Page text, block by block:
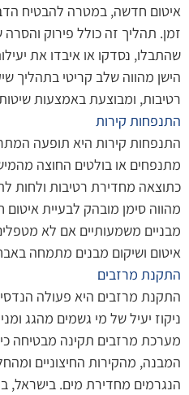
איטום חדשה, במטרה להבטיח
זמן. תהליך זה כולל פירוק
שהתבלו, נסדקו או איבדו את
הישן מהווה שלב קריטי בתהליך
רטיבות, ומבוצעת באמצעות
התנפחות קירות
התנפחות קירות היא תופעה
מתנפחים או בולטים החוצה
כתוצאה מחדירת רטיבות ולחות
מהווה סימן מובהק לבעיית איטום
מבניים משמעותיים אם לא
איטום ושיקום מבנים מתמחה
התקנת מרזבים
התקנת מרזבים היא פעולה
ניקוז יעיל של מי גשמים מהגג
מערכת מרזבים תקינה מבטיחה כי
המבנה, מהקירות החיצוניים
הנגרמים מחדירת מים. בישראל,